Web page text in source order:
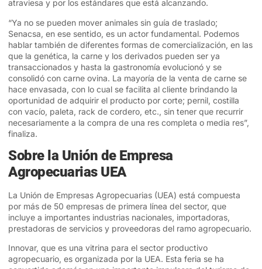
atraviesa y por los estándares que está alcanzando.
“Ya no se pueden mover animales sin guía de traslado;
Senacsa, en ese sentido, es un actor fundamental. Podemos
hablar también de diferentes formas de comercialización, en las
que la genética, la carne y los derivados pueden ser ya
transaccionados y hasta la gastronomía evolucionó y se
consolidó con carne ovina. La mayoría de la venta de carne se
hace envasada, con lo cual se facilita al cliente brindando la
oportunidad de adquirir el producto por corte; pernil, costilla
con vacío, paleta, rack de cordero, etc., sin tener que recurrir
necesariamente a la compra de una res completa o media res”,
finaliza.
Sobre la Unión de Empresa
Agropecuarias UEA
La Unión de Empresas Agropecuarias (UEA) está compuesta
por más de 50 empresas de primera línea del sector, que
incluye a importantes industrias nacionales, importadoras,
prestadoras de servicios y proveedoras del ramo agropecuario.
Innovar, que es una vitrina para el sector productivo
agropecuario, es organizada por la UEA. Esta feria se ha